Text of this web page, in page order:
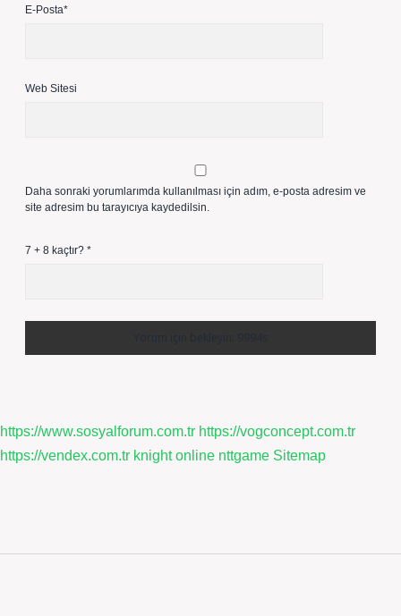
E-Posta*
Web Sitesi
Daha sonraki yorumlarımda kullanılması için adım, e-posta adresim ve
site adresim bu tarayıcıya kaydedilsin.
7 + 8 kaçtır? *
https://www.sosyalforum.com.tr https://vogconcept.com.tr
https://vendex.com.tr knight online nttgame Sitemap